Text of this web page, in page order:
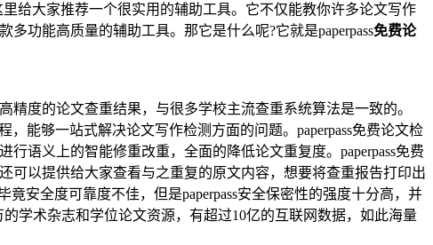
给大家推荐一个很实用的辅助工具。它不仅能教你许多论文写作
功能高质量的辅助工具。那它是什么呢?它就是paperpass免费论
度的论文查重结果，与很多学校主流查重系统算法是一致的。
能够一站式解决论文写作检测方面的问题。paperpass免费论文检
语义上的智能修重改重，全面的降低论文重复度。paperpass免费
可以提供给大家查看与之重复的原文内容，想要将查重报告打印出
安全度可靠度不佳，但是paperpass安全保密性的强度十分高，并
学术杂志和学位论文资源，有超过10亿的互联网数据，如此海量